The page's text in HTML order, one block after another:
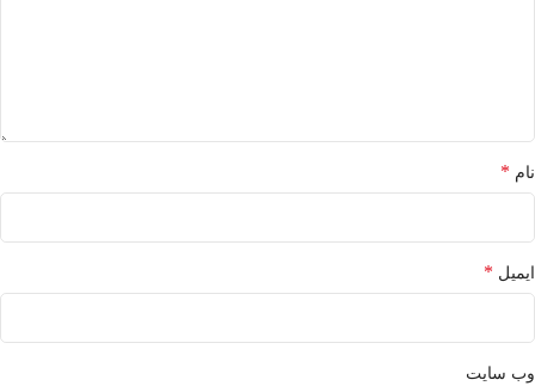
نام *
ایمیل *
وب‌ سایت